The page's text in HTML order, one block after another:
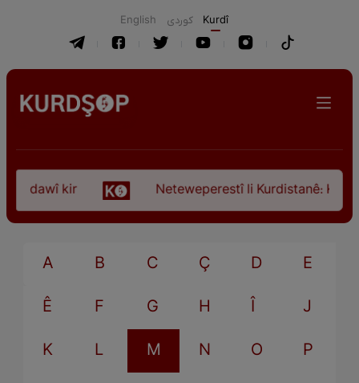
English كوردی Kurdî
dawî kir Neteweperestî li Kurdistanê:
A B C Ç D E
Ê F G H Î J
K L M N O P